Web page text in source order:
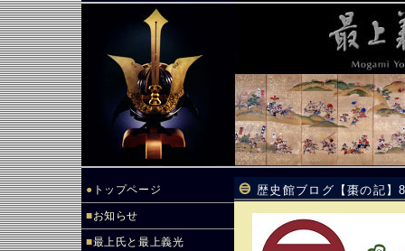
● トップページ
■お知らせ
■最上氏と最上義光
歴史館ブログ【棗の記